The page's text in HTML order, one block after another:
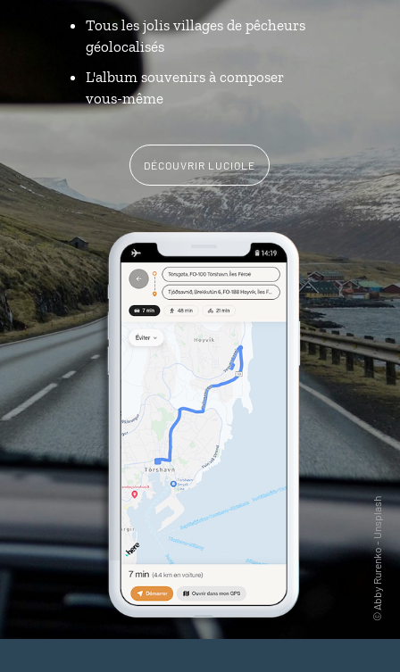
Tous les jolis villages de pêcheurs
géolocalisés
L'album souvenirs à composer
vous-même
DÉCOUVRIR LUCIOLE